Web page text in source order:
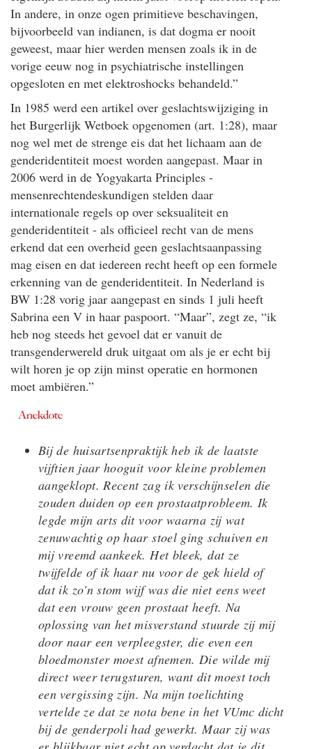
In andere, in onze ogen primitieve beschavingen,
bijvoorbeeld van indianen, is dat dogma er nooit
geweest, maar hier werden mensen zoals ik in de
vorige eeuw nog in psychiatrische instellingen
opgesloten en met elektroshocks behandeld.”
In 1985 werd een artikel over geslachtswijziging in
het Burgerlijk Wetboek opgenomen (art. 1:28), maar
nog wel met de strenge eis dat het lichaam aan de
genderidentiteit moest worden aangepast. Maar in
2006 werd in de Yogyakarta Principles -
mensenrechtendeskundigen stelden daar
internationale regels op over seksualiteit en
genderidentiteit - als officieel recht van de mens
erkend dat een overheid geen geslachtsaanpassing
mag eisen en dat iedereen recht heeft op een formele
erkenning van de genderidentiteit. In Nederland is
BW 1:28 vorig jaar aangepast en sinds 1 juli heeft
Sabrina een V in haar paspoort. “Maar”, zegt ze, “ik
heb nog steeds het gevoel dat er vanuit de
transgenderwereld druk uitgaat om als je er echt bij
wilt horen je op zijn minst operatie en hormonen
moet ambiëren.”
Bij de huisartsenpraktijk heb ik de laatste
vijftien jaar hooguit voor kleine problemen
aangeklopt. Recent zag ik verschijnselen die
zouden duiden op een prostaatprobleem. Ik
legde mijn arts dit voor waarna zij wat
zenuwachtig op haar stoel ging schuiven en
mij vreemd aankeek. Het bleek, dat ze
twijfelde of ik haar nu voor de gek hield of
dat ik zo'n stom wijf was die niet eens weet
dat een vrouw geen prostaat heeft. Na
oplossing van het misverstand stuurde zij mij
door naar een verpleegster, die even een
bloedmonster moest afnemen. Die wilde mij
direct weer terugsturen, want dit moest toch
een vergissing zijn. Na mijn toelichting
vertelde ze dat ze nota bene in het VUmc dicht
bij de genderpoli had gewerkt. Maar zij was